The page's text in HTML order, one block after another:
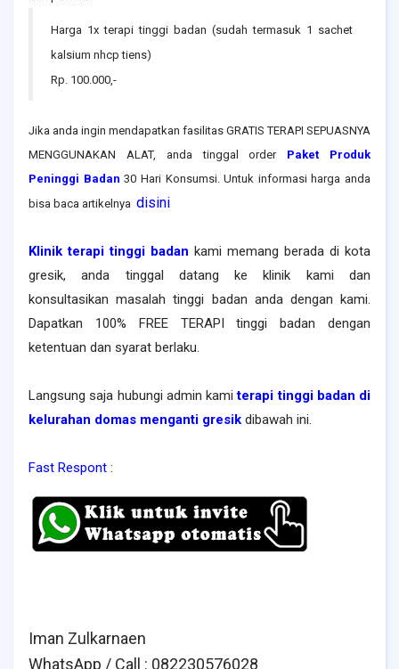
Harga 1x terapi tinggi badan (sudah termasuk 1 sachet
kalsium nhcp tiens)
Rp. 100.000,-
Jika anda ingin mendapatkan fasilitas GRATIS TERAPI SEPUASNYA
MENGGUNAKAN ALAT, anda tinggal order Paket Produk
Peninggi Badan 30 Hari Konsumsi. Untuk informasi harga anda
bisa baca artikelnya disini
Klinik terapi tinggi badan kami memang berada di kota
gresik, anda tinggal datang ke klinik kami dan
konsultasikan masalah tinggi badan anda dengan kami.
Dapatkan 100% FREE TERAPI tinggi badan dengan
ketentuan dan syarat berlaku.
Langsung saja hubungi admin kamiterapi tinggi badan di
kelurahan domas menganti gresik dibawah ini.
Fast Respont :
Iman Zulkarnaen
WhatsApp / Call : 082230576028